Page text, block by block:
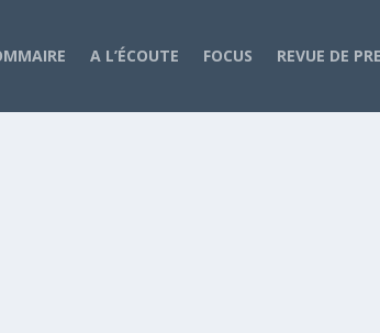
A L’ÉCOUTE FOCUS REVUE DE